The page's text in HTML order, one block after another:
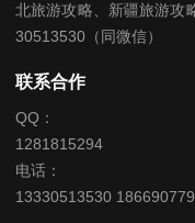
北旅游攻略、新疆旅游攻
30513530（同微信）
联系合作
QQ：
1281815294
电话：
13330513530